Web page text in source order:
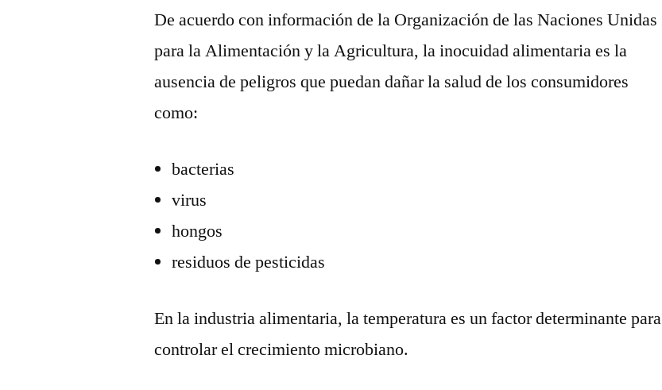
De acuerdo con información de la Organización de las Naciones Unidas
para la Alimentación y la Agricultura, la inocuidad alimentaria es la
ausencia de peligros que puedan dañar la salud de los consumidores
como:
bacterias
virus
hongos
residuos de pesticidas
En la industria alimentaria, la temperatura es un factor determinante para
controlar el crecimiento microbiano.